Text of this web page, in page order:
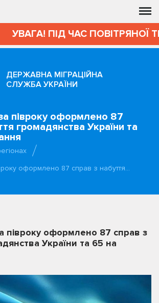
УВАГА! ПІД ЧАС ПОВІТРЯНОЇ
ДЕРЖАВНА МІГРАЦІЙНА
СЛУЖБА УКРАЇНИ
півроку оформлено 87
громадянства України та
оформлено 87 справ з набуття…
півроку оформлено 87 справ з
України та 65 на